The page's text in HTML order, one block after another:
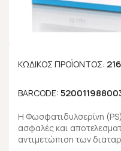
ΚΩΔΙΚΌΣ ΠΡΟΪΌΝΤΟΣ:
BARCODE:
Η Φωσφατιδυλσερίνη (PS)
ασφαλές και
αντιμετώπιση των